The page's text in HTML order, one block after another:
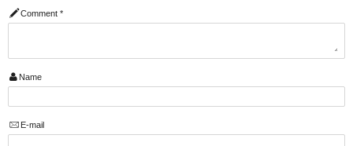
Comment *
Name
E-mail